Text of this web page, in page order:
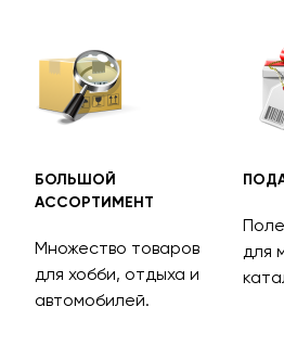
БОЛЬШОЙ
АССОРТИМЕНТ
Множество товаров
для хобби, отдыха и
автомобилей.
для